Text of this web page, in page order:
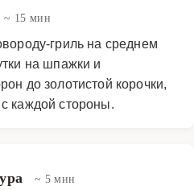
~ 15 мин
гриль на среднем
на шпажки и
до золотистой корочки,
каждой стороны.
~ 5 мин